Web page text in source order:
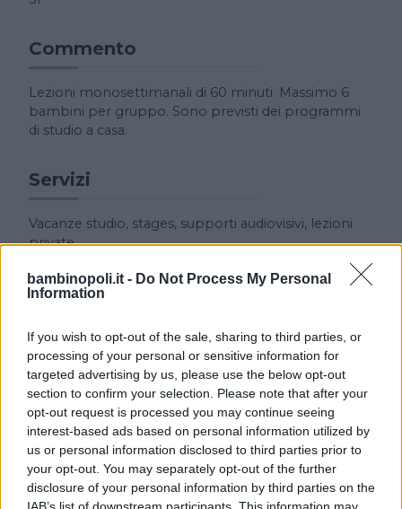
bambinopoli.it - Do Not Process My Personal
Information
If you wish to opt-out of the sale, sharing to third parties, or
processing of your personal or sensitive information for
targeted advertising by us, please use the below opt-out
section to confirm your selection. Please note that after your
opt-out request is processed you may continue seeing
interest-based ads based on personal information utilized by
us or personal information disclosed to third parties prior to
your opt-out. You may separately opt-out of the further
disclosure of your personal information by third parties on the
Commento
Lezioni monosettimanali di 60 minuti. Massimo 6
bambini per gruppo. Sono previsti dei programmi
di studio a casa.
Servizi
Vacanze studio, stages, supporti audiovisivi, lezioni
private.
Cerca altre strutture
Alberghi